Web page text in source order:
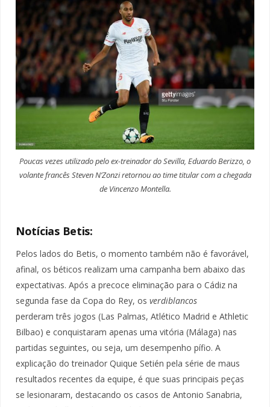
Poucas vezes utilizado pelo ex-treinador do Sevilla, Eduardo Berizzo, o
volante francês Steven N’Zonzi retornou ao time titular com a chegada
de Vincenzo Montella.
Notícias Betis:
Pelos lados do Betis, o momento também não é favorável,
afinal, os béticos realizam uma campanha bem abaixo das
expectativas. Após a precoce eliminação para o Cádiz na
segunda fase da Copa do Rey, os verdiblancos
perderam três jogos (Las Palmas, Atlético Madrid e Athletic
Bilbao) e conquistaram apenas uma vitória (Málaga) nas
partidas seguintes, ou seja, um desempenho pífio. A
explicação do treinador Quique Setién pela série de maus
resultados recentes da equipe, é que suas principais peças
se lesionaram, destacando os casos de Antonio Sanabria,